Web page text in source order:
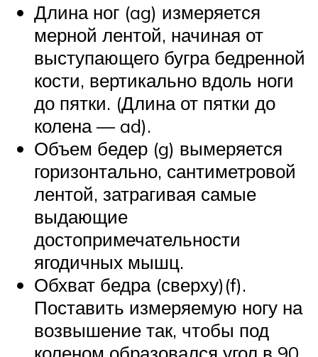
Длина ног (ag) измеряется
мерной лентой, начиная от
выступающего бугра бедренной
кости, вертикально вдоль ноги
до пятки. (Длина от пятки до
колена — ad).
Объем бедер (g) вымеряется
горизонтально, сантиметровой
лентой, затрагивая самые
выдающие
достопримечательности
ягодичных мышц.
Обхват бедра (сверху)(f).
Поставить измеряемую ногу на
возвышение так, чтобы под